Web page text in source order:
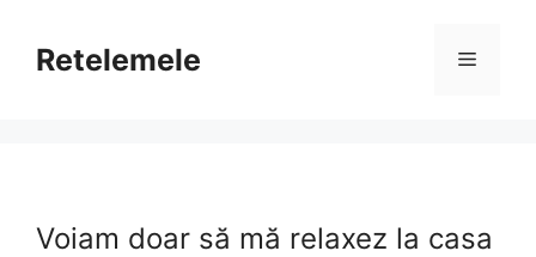
contentRetelemele Menu
Voiam doar să mă relaxez la casa